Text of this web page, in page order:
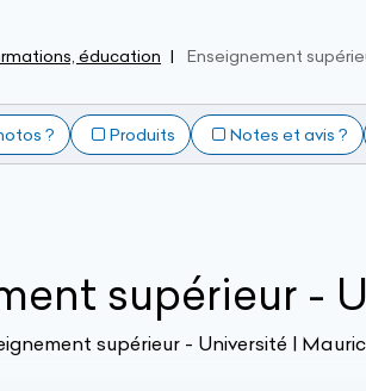
éducation Enseignement
? Produits Notes et avis ?
supérieur -
supérieur - Université |